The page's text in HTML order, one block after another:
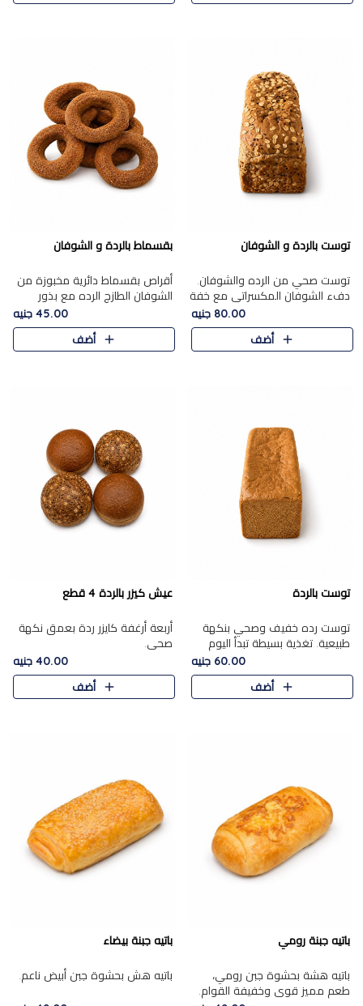
توست بالردة و الشوفان
توست صحي من الرده والشوفان.
دفء الشوفان المكسراتي مع خفة
80.00 جنيه
أضف
بقسماط بالردة و الشوفان
أقراص بقسماط دائرية مخبوزة من
الشوفان الطازج الرده مع بذور
مختارة. قرمشة الحبوب والبذور،
بداية صحية لكل صباح.
45.00 جنيه
أضف
توست بالردة
توست رده خفيف وصحي بنكهة
طبيعية. تغذية بسيطة تبدأ اليوم
60.00 جنيه
أضف
عيش كيزر بالردة 4 قطع
أربعة أرغفة كايزر ردة بعمق نكهة
صحي.
40.00 جنيه
أضف
باتيه جبنة رومي
باتيه هشة بحشوة جبن رومي،
طعم مميز قوي وخفيفة القوام.
باتيه جبنة بيضاء
باتيه هش بحشوة جبن أبيض ناعم.